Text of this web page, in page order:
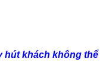
hút khách không thể